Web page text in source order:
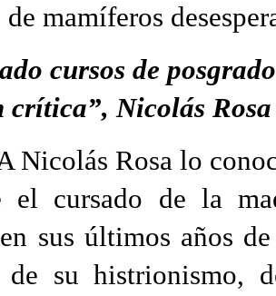
mamíferos
cursos de
Nicolás
Nicolás Rosa lo
el cursado de la
sus últimos años
su histrionismo,